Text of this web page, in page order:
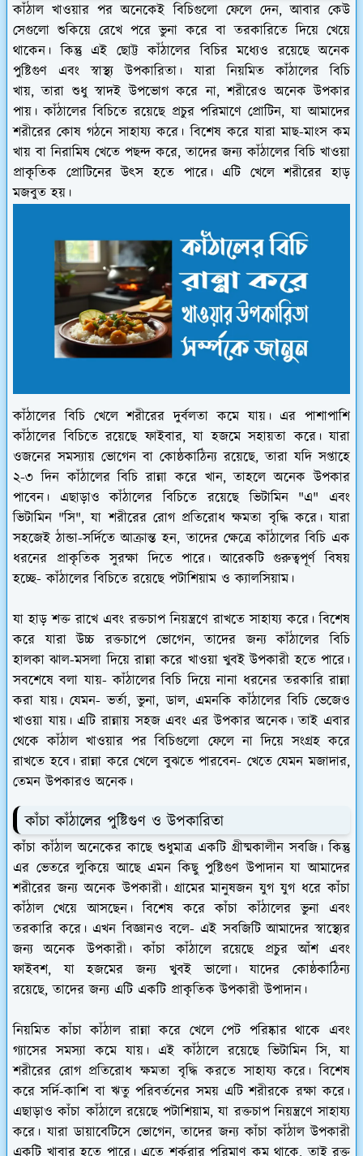
কাঁঠাল খাওয়ার পর অনেকেই বিচিগুলো ফেলে দেন, আবার কেউ
সেগুলো শুকিয়ে রেখে পরে ভুনা করে বা তরকারিতে দিয়ে খেয়ে
থাকেন। কিন্তু এই ছোট্ট কাঁঠালের বিচির মধ্যেও রয়েছে অনেক
পুষ্টিগুণ এবং স্বাস্থ্য উপকারিতা। যারা নিয়মিত কাঁঠালের বিচি
খায়, তারা শুধু স্বাদই উপভোগ করে না, শরীরেও অনেক উপকার
পায়। কাঁঠালের বিচিতে রয়েছে প্রচুর পরিমাণে প্রোটিন, যা আমাদের
শরীরের কোষ গঠনে সাহায্য করে। বিশেষ করে যারা মাছ-মাংস কম
খায় বা নিরামিষ খেতে পছন্দ করে, তাদের জন্য কাঁঠালের বিচি খাওয়া
প্রাকৃতিক প্রোটিনের উৎস হতে পারে। এটি খেলে শরীরের হাড়
মজবুত হয়।
কাঁঠালের বিচি খেলে শরীরের দুর্বলতা কমে যায়। এর পাশাপাশি
কাঁঠালের বিচিতে রয়েছে ফাইবার, যা হজমে সহায়তা করে। যারা
ওজনের সমস্যায় ভোগেন বা কোষ্ঠকাঠিন্য রয়েছে, তারা যদি সপ্তাহে
২-৩ দিন কাঁঠালের বিচি রান্না করে খান, তাহলে অনেক উপকার
পাবেন। এছাড়াও কাঁঠালের বিচিতে রয়েছে ভিটামিন "এ" এবং
ভিটামিন "সি", যা শরীরের রোগ প্রতিরোধ ক্ষমতা বৃদ্ধি করে। যারা
সহজেই ঠান্ডা-সর্দিতে আক্রান্ত হন, তাদের ক্ষেত্রে কাঁঠালের বিচি এক
ধরনের প্রাকৃতিক সুরক্ষা দিতে পারে। আরেকটি গুরুত্বপূর্ণ বিষয়
হচ্ছে- কাঁঠালের বিচিতে রয়েছে পটাশিয়াম ও ক্যালসিয়াম।
যা হাড় শক্ত রাখে এবং রক্তচাপ নিয়ন্ত্রণে রাখতে সাহায্য করে। বিশেষ
করে যারা উচ্চ রক্তচাপে ভোগেন, তাদের জন্য কাঁঠালের বিচি
হালকা ঝাল-মসলা দিয়ে রান্না করে খাওয়া খুবই উপকারী হতে পারে।
সবশেষে বলা যায়- কাঁঠালের বিচি দিয়ে নানা ধরনের তরকারি রান্না
করা যায়। যেমন- ভর্তা, ভুনা, ডাল, এমনকি কাঁঠালের বিচি ভেজেও
খাওয়া যায়। এটি রান্নায় সহজ এবং এর উপকার অনেক। তাই এবার
থেকে কাঁঠাল খাওয়ার পর বিচিগুলো ফেলে না দিয়ে সংগ্রহ করে
রাখতে হবে। রান্না করে খেলে বুঝতে পারবেন- খেতে যেমন মজাদার,
তেমন উপকারও অনেক।
কাঁচা কাঁঠালের পুষ্টিগুণ ও উপকারিতা
কাঁচা কাঁঠাল অনেকের কাছে শুধুমাত্র একটি গ্রীষ্মকালীন সবজি। কিন্তু
এর ভেতরে লুকিয়ে আছে এমন কিছু পুষ্টিগুণ উপাদান যা আমাদের
শরীরের জন্য অনেক উপকারী। গ্রামের মানুষজন যুগ যুগ ধরে কাঁচা
কাঁঠাল খেয়ে আসছেন। বিশেষ করে কাঁচা কাঁঠালের ভুনা এবং
তরকারি করে। এখন বিজ্ঞানও বলে- এই সবজিটি আমাদের স্বাস্থ্যের
জন্য অনেক উপকারী। কাঁচা কাঁঠালে রয়েছে প্রচুর আঁশ এবং
ফাইবশ, যা হজমের জন্য খুবই ভালো। যাদের কোষ্ঠকাঠিন্য
রয়েছে, তাদের জন্য এটি একটি প্রাকৃতিক উপকারী উপাদান।
নিয়মিত কাঁচা কাঁঠাল রান্না করে খেলে পেট পরিষ্কার থাকে এবং
গ্যাসের সমস্যা কমে যায়। এই কাঁঠালে রয়েছে ভিটামিন সি, যা
শরীরের রোগ প্রতিরোধ ক্ষমতা বৃদ্ধি করতে সাহায্য করে। বিশেষ
করে সর্দি-কাশি বা ঋতু পরিবর্তনের সময় এটি শরীরকে রক্ষা করে।
এছাড়াও কাঁচা কাঁঠালে রয়েছে পটাশিয়াম, যা রক্তচাপ নিয়ন্ত্রণে সাহায্য
করে। যারা ডায়াবেটিসে ভোগেন, তাদের জন্য কাঁচা কাঁঠাল উপকারী